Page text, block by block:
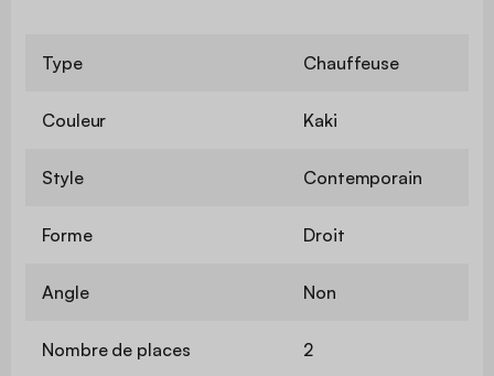
Type Chauffeuse
Couleur Kaki
Style Contemporain
Forme Droit
Angle Non
Nombre de places 2